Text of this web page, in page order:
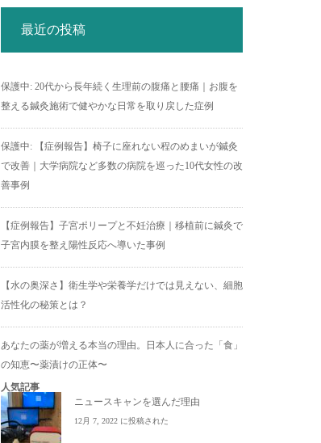
最近の投稿
保護中: 20代から長年続く生理前の腹痛と腰痛｜お腹を
整える鍼灸施術で健やかな日常を取り戻した症例
保護中: 【症例報告】椅子に座れない程のめまいが鍼灸
で改善｜大学病院など多数の病院を巡った10代女性の改
善事例
【症例報告】子宮ポリープと不妊治療｜移植前に鍼灸で
子宮内膜を整え陽性反応へ導いた事例
【水の奥深さ】衛生学や栄養学だけでは見えない、細胞
活性化の秘策とは？
あなたの薬が増える本当の理由。日本人に合った「食」
の知恵〜薬漬けの正体〜
人気記事
ニュースキャンを選んだ理由
12月 7, 2022 に投稿された